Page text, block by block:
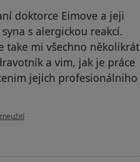
doktorce Eimove a jeji
s alergickou reakcí.
take mi všechno několikrát
a vim, jak je práce
jejich profesionálniho
uživatele Aneta Vaverkova